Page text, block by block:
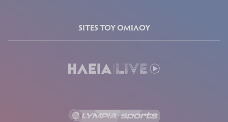
SITES ΤΟΥ ΟΜΙΛΟΥ